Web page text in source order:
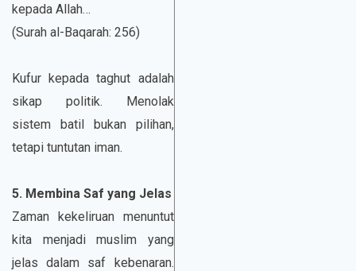
kepada Allah…
(Surah al-Baqarah: 256)
Kufur kepada taghut adalah
sikap politik. Menolak
sistem batil bukan pilihan,
tetapi tuntutan iman.
5. Membina Saf yang Jelas
Zaman kekeliruan menuntut
kita menjadi muslim yang
jelas dalam saf kebenaran.